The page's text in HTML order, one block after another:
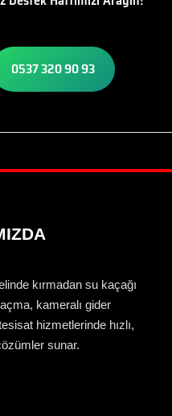
0537 320 90 93
kırmadan su kaçağı
kameralı gider
hizmetlerinde hızlı,
sunar.